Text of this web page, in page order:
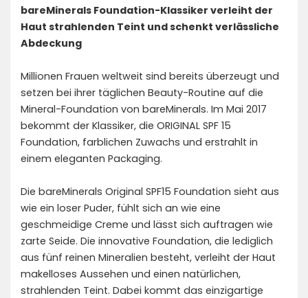
bareMinerals Foundation-Klassiker verleiht der
Haut strahlenden Teint und schenkt verlässliche
Abdeckung
Millionen Frauen weltweit sind bereits überzeugt und
setzen bei ihrer täglichen Beauty-Routine auf die
Mineral-Foundation von bareMinerals. Im Mai 2017
bekommt der Klassiker, die ORIGINAL SPF 15
Foundation, farblichen Zuwachs und erstrahlt in
einem eleganten Packaging.
Die bareMinerals Original SPF15 Foundation sieht aus
wie ein loser Puder, fühlt sich an wie eine
geschmeidige Creme und lässt sich auftragen wie
zarte Seide. Die innovative Foundation, die lediglich
aus fünf reinen Mineralien besteht, verleiht der Haut
makelloses Aussehen und einen natürlichen,
strahlenden Teint. Dabei kommt das einzigartige